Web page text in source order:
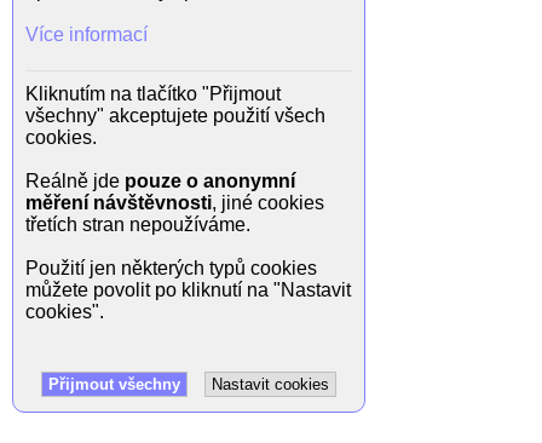
Více informací
Kliknutím na tlačítko "Přijmout
všechny" akceptujete použití všech
cookies.
Reálně jde pouze o anonymní
měření návštěvnosti, jiné cookies
třetích stran nepoužíváme.
Použití jen některých typů cookies
můžete povolit po kliknutí na "Nastavit
cookies".
Přijmout všechny Nastavit cookies